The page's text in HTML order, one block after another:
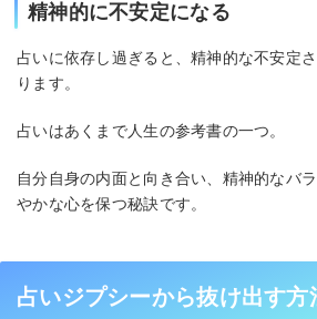
精神的に不安定になる
占いに依存し過ぎると、精神的な不安定
ります。
占いはあくまで人生の参考書の一つ。
自分自身の内面と向き合い、精神的なバ
やかな心を保つ秘訣です。
占いジプシーから抜け出す方